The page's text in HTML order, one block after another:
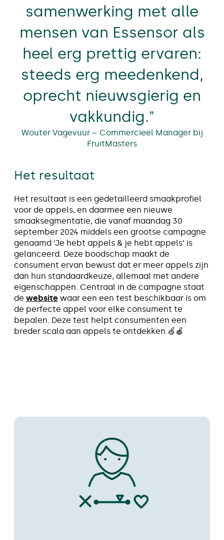
samenwerking met alle
mensen van Essensor als
heel erg prettig ervaren:
steeds erg meedenkend,
oprecht nieuwsgierig en
vakkundig."
Wouter Vagevuur – Commercieel Manager bij
FruitMasters
Het resultaat
Het resultaat is een gedetailleerd smaakprofiel
voor de appels, en daarmee een nieuwe
smaaksegmentatie, die vanaf maandag 30
september 2024 middels een grootse campagne
genaamd ‘Je hebt appels & je hebt appels’ is
gelanceerd. Deze boodschap maakt de
consument ervan bewust dat er meer appels zijn
dan hun standaardkeuze, allemaal met andere
eigenschappen. Centraal in de campagne staat
de website waar een een test beschikbaar is om
de perfecte appel voor elke consument te
bepalen. Deze test helpt consumenten een
breder scala aan appels te ontdekken.🍏🍎